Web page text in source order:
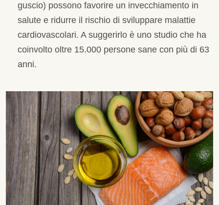
guscio) possono favorire un invecchiamento in
salute e ridurre il rischio di sviluppare malattie
cardiovascolari. A suggerirlo è uno studio che ha
coinvolto oltre 15.000 persone sane con più di 63
anni.